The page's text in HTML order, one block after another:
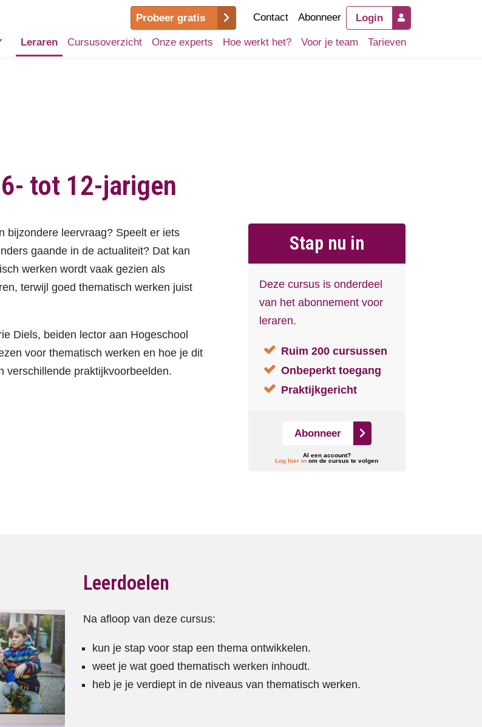
Probeer gratis Contact Abonneer Login
Leraren Cursusoverzicht Onze experts Hoe werkt het? Voor je team Tarieven
tot 12-jarigen
Stap nu in
Deze cursus is onderdeel
van het abonnement voor
leraren.
Ruim 200 cursussen
Onbeperkt toegang
Praktijkgericht
Abonneer
Al een account?
Log hier in om de cursus te volgen
bijzondere leervraag? Speelt er iets
gaande in de actualiteit? Dat kan
werken wordt vaak gezien als
terwijl goed thematisch werken juist
Diels, beiden lector aan Hogeschool
voor thematisch werken en hoe je dit
verschillende praktijkvoorbeelden.
Leerdoelen
Na afloop van deze cursus:
kun je stap voor stap een thema ontwikkelen.
weet je wat goed thematisch werken inhoudt.
heb je je verdiept in de niveaus van thematisch werken.